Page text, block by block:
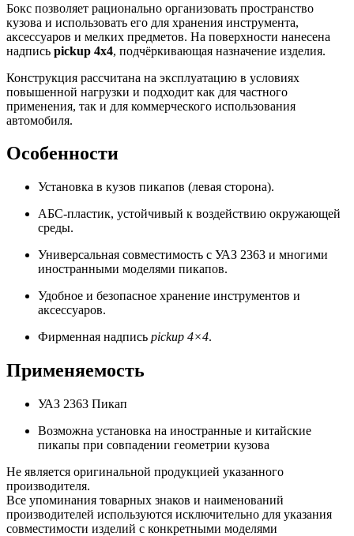
Бокс позволяет рационально организовать пространство
кузова и использовать его для хранения инструмента,
аксессуаров и мелких предметов. На поверхности нанесена
надпись pickup 4x4, подчёркивающая назначение изделия.
Конструкция рассчитана на эксплуатацию в условиях
повышенной нагрузки и подходит как для частного
применения, так и для коммерческого использования
автомобиля.
Особенности
Установка в кузов пикапов (левая сторона).
АБС-пластик, устойчивый к воздействию окружающей
среды.
Универсальная совместимость с УАЗ 2363 и многими
иностранными моделями пикапов.
Удобное и безопасное хранение инструментов и
аксессуаров.
Фирменная надпись pickup 4×4.
Применяемость
УАЗ 2363 Пикап
Возможна установка на иностранные и китайские
пикапы при совпадении геометрии кузова
Не является оригинальной продукцией указанного
производителя.
Все упоминания товарных знаков и наименований
производителей используются исключительно для указания
совместимости изделий с конкретными моделями